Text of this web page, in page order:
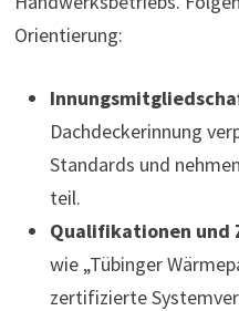
Orientierung:
Dachdeckerinnung
Standards und
teil.
Qualifikationen
wie „Tübinger
zertifizierte